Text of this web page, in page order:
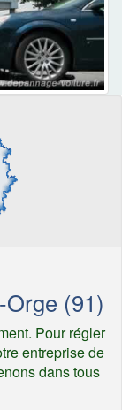
(91)
Pour régler
entreprise de
dans tous